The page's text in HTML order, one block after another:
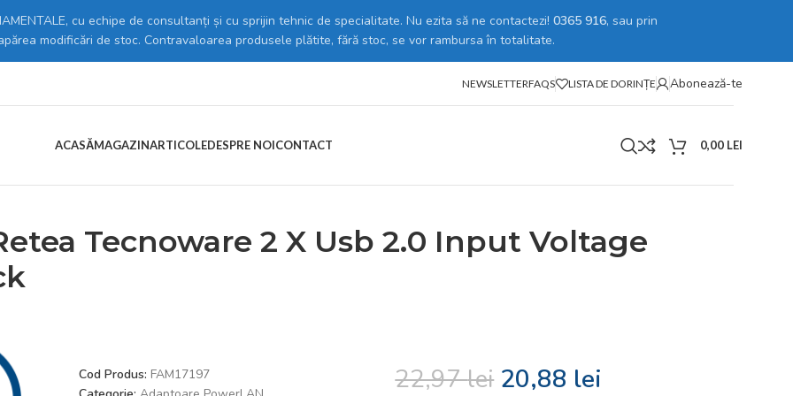
cu echipe de consultanți și cu sprijin tehnic de specialitate. Nu ezita să ne contactezi! 0365 916, sau prin
modificări de stoc. Contravaloarea produsele plătite, fără stoc, se vor rambursa în totalitate.
NEWSLETTERFAQS LISTA DE DORINȚE Abonează-te
ACASĂMAGAZINARTICOLEDESPRE NOICONTACT 0,00 LEI
Tecnoware 2 X Usb 2.0 Input Voltage
Cod Produs: FAM17197
22,97lei 20,88 lei